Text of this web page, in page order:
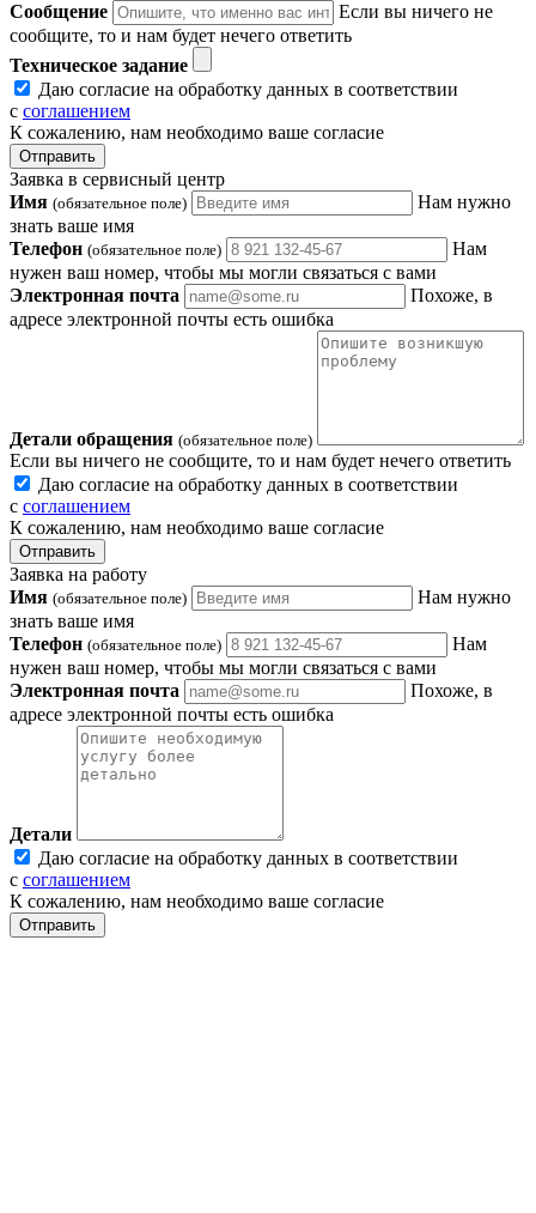
Сообщение
Если вы ничего не
сообщите, то и нам будет нечего ответить
Техническое задание
Даю согласие на обработку данных в соответствии
с соглашением
К сожалению, нам необходимо ваше согласие
Отправить
Заявка в сервисный центр
Имя (обязательное поле)
Нам нужно
знать ваше имя
Телефон (обязательное поле)
Нам
нужен ваш номер, чтобы мы могли связаться с вами
Электронная почта
Похоже, в
адресе электронной почты есть ошибка
Детали обращения (обязательное поле)
Если вы ничего не сообщите, то и нам будет нечего ответить
Даю согласие на обработку данных в соответствии
с соглашением
К сожалению, нам необходимо ваше согласие
Отправить
Заявка на работу
Имя (обязательное поле)
Нам нужно
знать ваше имя
Телефон (обязательное поле)
Нам
нужен ваш номер, чтобы мы могли связаться с вами
Электронная почта
Похоже, в
адресе электронной почты есть ошибка
Детали
Даю согласие на обработку данных в соответствии
с соглашением
К сожалению, нам необходимо ваше согласие
Отправить